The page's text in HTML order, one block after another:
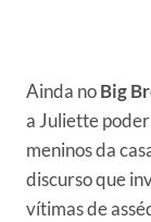
Ainda noBig
a Juliette
meninos da
discurso que
vítimas de